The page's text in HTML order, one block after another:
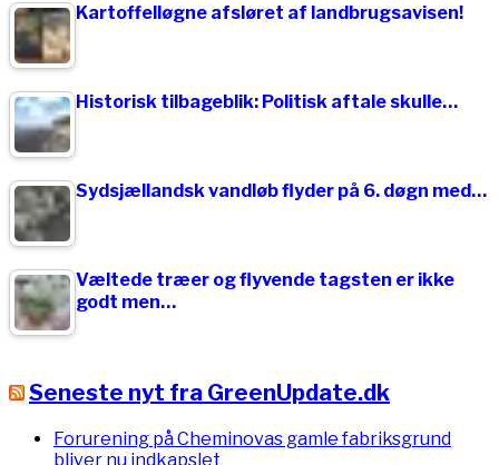
Kartoffelløgne afsløret af landbrugsavisen!
Historisk tilbageblik: Politisk aftale skulle…
Sydsjællandsk vandløb flyder på 6. døgn med…
Væltede træer og flyvende tagsten er ikke
godt men…
Seneste nyt fra GreenUpdate.dk
Forurening på Cheminovas gamle fabriksgrund
bliver nu indkapslet